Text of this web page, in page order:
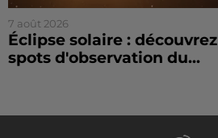
7 août 2026
Éclipse solaire :
spots d'observation du...